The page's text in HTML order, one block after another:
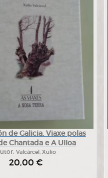
de Galicia. Viaxe polas
Chantada e A Ulloa
Valcárcel, Xulio
20,00 €